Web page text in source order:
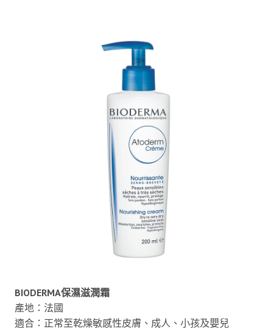
BIODERMA保濕滋潤霜
產地：法國
適合：正常至乾燥敏感性皮膚、成人、小孩及嬰兒